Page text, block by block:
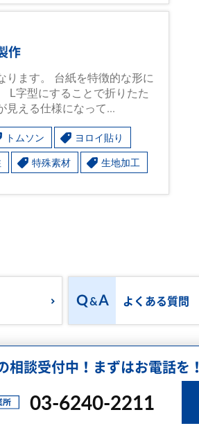
作
ります。 台紙を特徴的な形に
L字型にすることで折りたた
見える仕様になって...
トムソン ヨロイ貼り
特殊素材 生地加工
よくある質問
相談受付中！まずはお電話を！
03-6240-2211